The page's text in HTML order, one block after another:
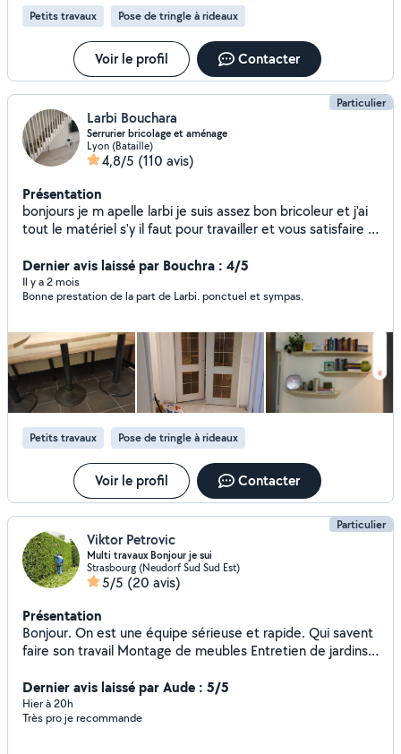
Petits travaux Pose de tringle à rideaux
Voir le profil Contacter
Particulier
Larbi Bouchara
Serrurier bricolage et aménage
Lyon (Bataille)
4,8/5 (110 avis)
Présentation
bonjours je m apelle larbi je suis assez bon bricoleur et j'ai
tout le matériel s'y il faut pour travailler et vous satisfaire je
aménagement d intérieur .montage de meuble cuisine
décoration et aussi réparation et fabrication d ouvrages
métalliques. De préférence travailler avec des personnes
Dernier avis laissé par Bouchra : 4/5
Il y a 2 mois
Bonne prestation de la part de Larbi. ponctuel et sympas.
Petits travaux Pose de tringle à rideaux
Voir le profil Contacter
Particulier
Viktor Petrovic
Multi travaux Bonjour je sui
Strasbourg (Neudorf Sud Sud Est)
5/5 (20 avis)
Présentation
Bonjour. On est une équipe sérieuse et rapide. Qui savent
faire son travail Montage de meubles Entretien de jardins
rénovation.
Dernier avis laissé par Aude : 5/5
Hier à 20h
Très pro je recommande